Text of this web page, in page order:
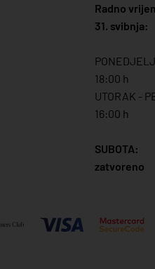
Radno
31. svibnja:
18:00 h
UTORAK -
16:00 h
SUBOTA:
zatvoreno